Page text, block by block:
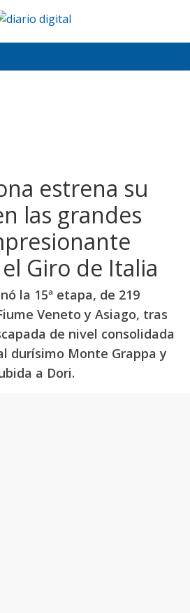
estrena su
las grandes
Giro de Italia
la 15ª etapa, de 219
Veneto y Asiago, tras
de nivel consolidada
durísimo Monte Grappa y
a Dori.